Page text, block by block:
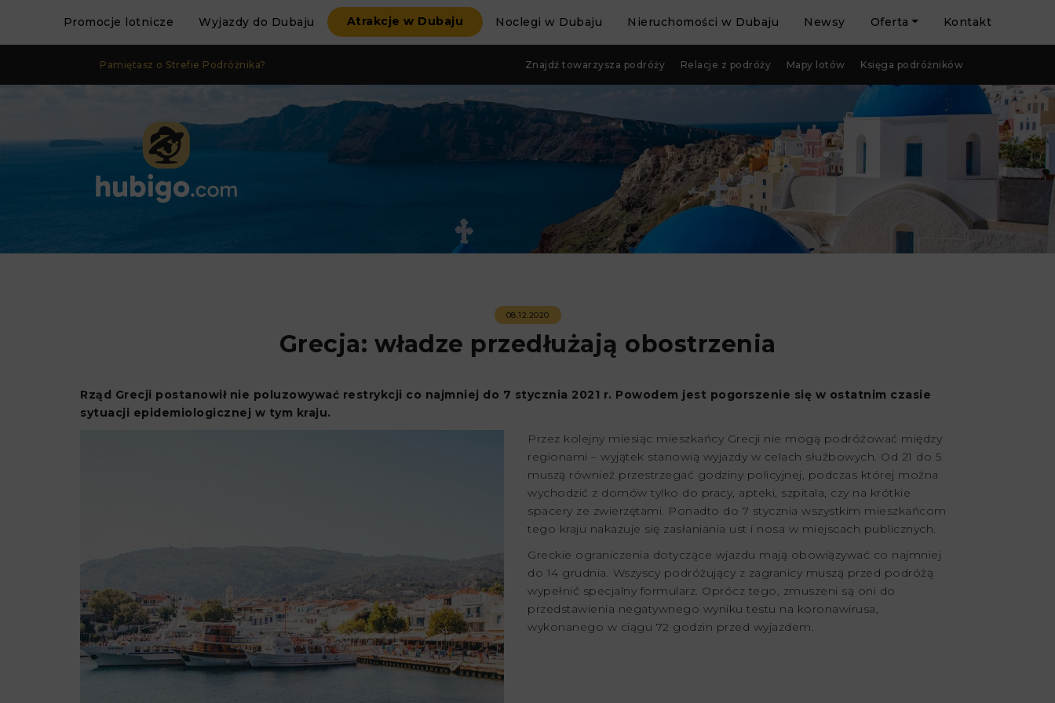
Promocje lotnicze Wyjazdy do Dubaju Atrakcje w Dubaju Noclegi w Dubaju Nieruchomości w Dubaju Newsy Oferta Kontakt
Pamiętasz o Strefie Podróżnika? Znajdź towarzysza podróży Relacje z podróży Mapy lotów Księga podróżników
08.12.2020
Grecja: władze przedłużają obostrzenia
Rząd Grecji postanowił nie poluzowywać restrykcji co najmniej do 7 stycznia 2021 r. Powodem jest pogorszenie się w ostatnim czasie
sytuacji epidemiologicznej w tym kraju.
Przez kolejny miesiąc mieszkańcy Grecji nie mogą podróżować między
regionami – wyjątek stanowią wyjazdy w celach służbowych. Od 21 do 5
muszą również przestrzegać godziny policyjnej, podczas której można
wychodzić z domów tylko do pracy, apteki, szpitala, czy na krótkie
spacery ze zwierzętami. Ponadto do 7 stycznia wszystkim mieszkańcom
tego kraju nakazuje się zasłaniania ust i nosa w miejscach publicznych.
Greckie ograniczenia dotyczące wjazdu mają obowiązywać co najmniej
do 14 grudnia. Wszyscy podróżujący z zagranicy muszą przed podróżą
wypełnić specjalny formularz. Oprócz tego, zmuszeni są oni do
przedstawienia negatywnego wyniku testu na koronawirusa,
wykonanego w ciągu 72 godzin przed wyjazdem.